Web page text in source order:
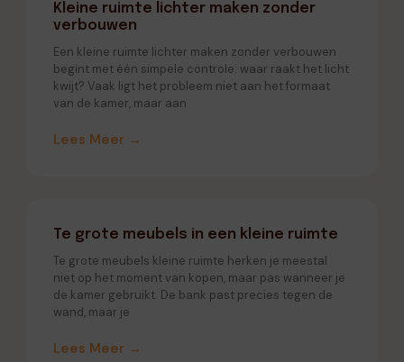
Kleine ruimte lichter maken zonder
verbouwen
Een kleine ruimte lichter maken zonder verbouwen
begint met één simpele controle: waar raakt het licht
kwijt? Vaak ligt het probleem niet aan het formaat
van de kamer, maar aan
Lees Meer →
Te grote meubels in een kleine ruimte
Te grote meubels kleine ruimte herken je meestal
niet op het moment van kopen, maar pas wanneer je
de kamer gebruikt. De bank past precies tegen de
wand, maar je
Lees Meer →